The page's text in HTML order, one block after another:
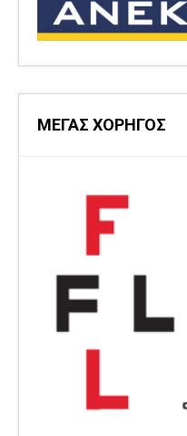
ΜΕΓΑΣ ΧΟΡΗΓΟΣ